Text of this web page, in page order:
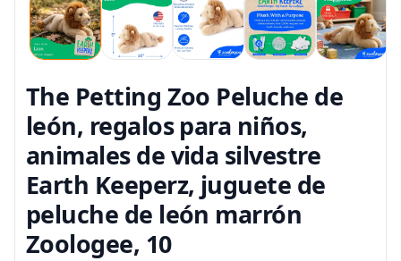
The Petting Zoo Peluche de
león, regalos para niños,
animales de vida silvestre
Earth Keeperz, juguete de
peluche de león marrón
Zoologee, 10